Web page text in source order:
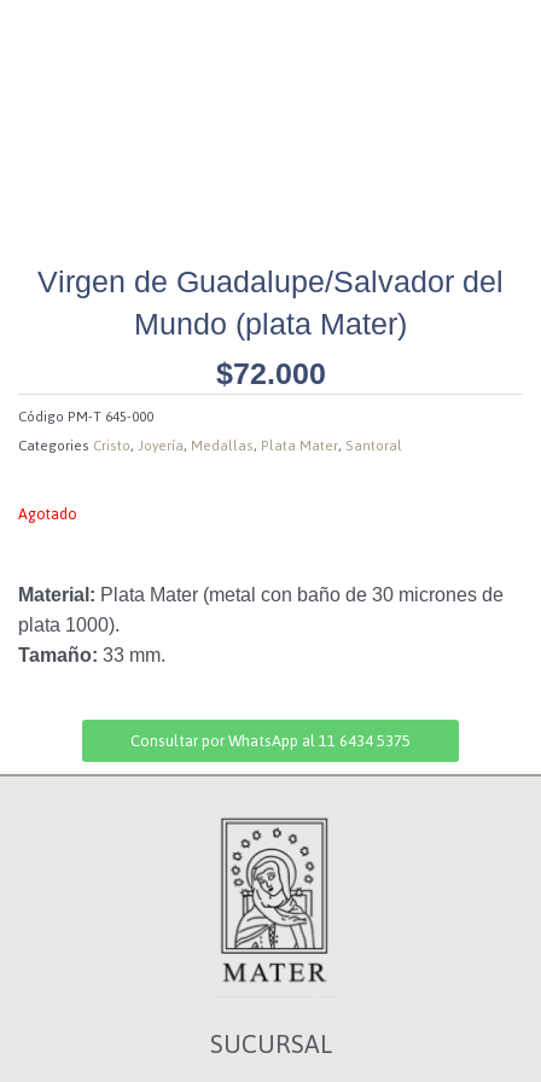
Virgen de Guadalupe/Salvador del
Mundo (plata Mater)
$72.000
Código PM-T 645-000
Categories Cristo,Joyería, Medallas, Plata Mater, Santoral
Agotado
Material: Plata Mater (metal con baño de 30 micrones de
plata 1000).
Tamaño: 33 mm.
Consultar por WhatsApp al 11 6434 5375
SUCURSAL